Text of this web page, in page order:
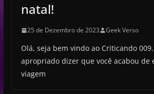
natal!
25 de Dezembro de 2023 Geek Verso
Olá, seja bem vindo ao Criticando
apropriado dizer que você acabou de
viagem